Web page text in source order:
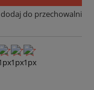
dodaj do przechowalni